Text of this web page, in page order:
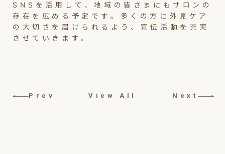
SNSを活用して、地域の皆さまにもサロンの
存在を広める予定です。多くの方に外見ケア
の大切さを届けられるよう、宣伝活動を充実
させていきます。
Prev View All Next